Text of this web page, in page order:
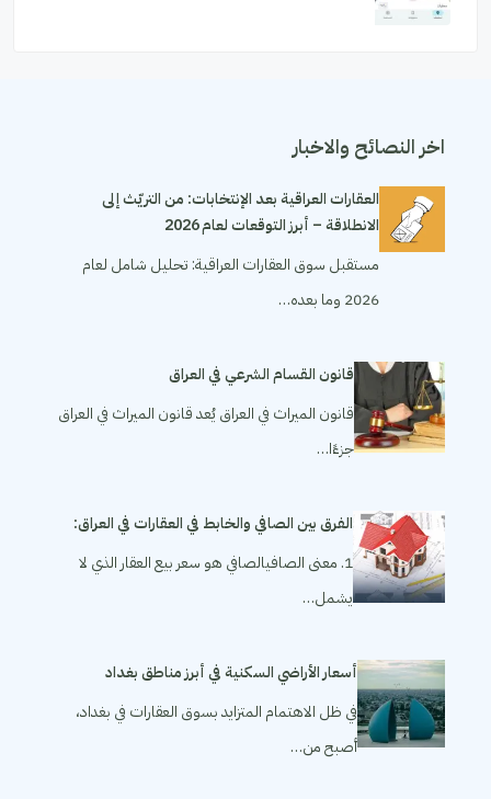
اخر النصائح والاخبار
العقارات العراقية بعد الإنتخابات: من التريّث إلى
الانطلاقة – أبرز التوقعات لعام 2026
مستقبل سوق العقارات العراقية: تحليل شامل لعام
2026 وما بعده…
قانون القسام الشرعي في العراق
قانون الميراث في العراق يُعد قانون الميراث في العراق
جزءًا…
الفرق بين الصافي والخابط في العقارات في العراق:
1. معنى الصافيالصافي هو سعر بيع العقار الذي لا
يشمل…
أسعار الأراضي السكنية في أبرز مناطق بغداد
في ظل الاهتمام المتزايد بسوق العقارات في بغداد،
أصبح من…